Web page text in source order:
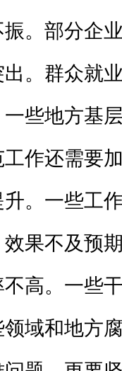
。部分企
。群众就
些地方基
作还需要
。一些工
果不及预
高。一些
域和地方